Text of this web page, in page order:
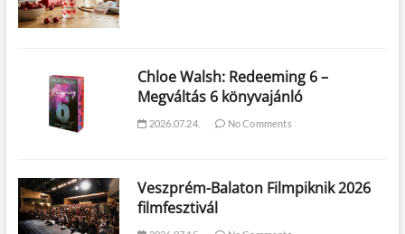
Chloe Walsh: Redeeming 6 –
Megváltás 6 könyvajánló
2026.07.24. No Comments
Veszprém-Balaton Filmpiknik 2026
filmfesztivál